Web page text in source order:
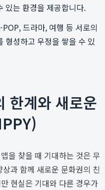
있는 환경을 제공합니다.
드라마, 여행 등 서로의
형성하고 우정을 쌓을 수 있
한계와 새로운
을 찾을 때 기대하는 것은 무
과 함께 새로운 문화권의 친
현실은 기대와 다른 경우가